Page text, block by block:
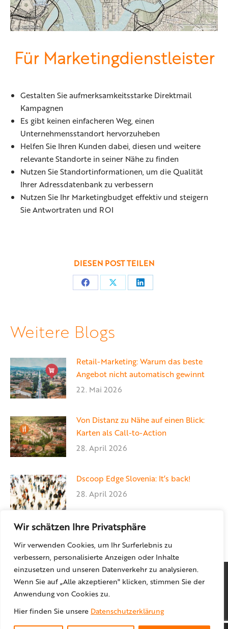
Wir schätzen Ihre Privatsphäre
Wir verwenden Cookies, um Ihr Surferlebnis zu
verbessern, personalisierte Anzeigen oder Inhalte
einzusetzen und unseren Datenverkehr zu analysieren.
Wenn Sie auf „Alle akzeptieren" klicken, stimmen Sie der
Anwendung von Cookies zu.
Hier finden Sie unsere Datenschutzerklärung
Für Marketingdienstleister
Gestalten Sie aufmerksamkeitsstarke Direktmail
Kampagnen
Es gibt keinen einfacheren Weg, einen
Unternehmensstandort hervorzuheben
Helfen Sie Ihren Kunden dabei, diesen und weitere
relevante Standorte in seiner Nähe zu finden
Nutzen Sie Standortinformationen, um die Qualität
Ihrer Adressdatenbank zu verbessern
Nutzen Sie Ihr Marketingbudget effektiv und steigern
Sie Antwortraten und ROI
DIESEN POST TEILEN
Teilen Teilen Teilen
Weitere Blogs
Retail-Marketing: Warum das beste
Angebot nicht automatisch gewinnt
22. Mai 2026
Von Distanz zu Nähe auf einen Blick:
Karten als Call-to-Action
28. April 2026
Dscoop Edge Slovenia: It’s back!
28. April 2026